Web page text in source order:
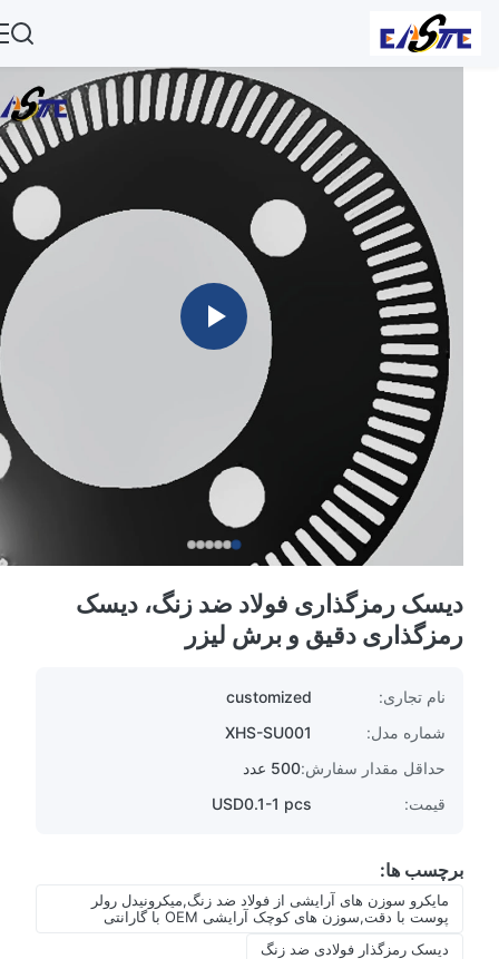
دیسک رمزگذاری فولاد ضد زنگ، دیسک
رمزگذاری دقیق و برش لیزر
نام تجاری:
customized
شماره مدل:
XHS-SU001
حداقل مقدار سفارش:500 عدد
قیمت:
USD0.1-1 pcs
برچسب ها:
مایکرو سوزن های آرایشی از فولاد ضد زنگ,میکرونیدل رولر
پوست با دقت,سوزن های کوچک آرایشی OEM با گارانتی
دیسک رمزگذار فولادی ضد زنگ